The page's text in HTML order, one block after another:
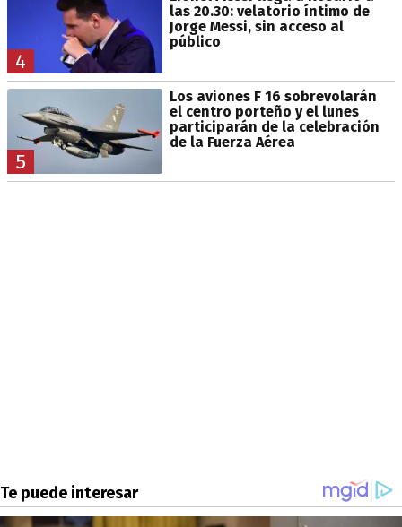
4
las 20.30: velatorio íntimo de
Jorge Messi, sin acceso al
público
5
Los aviones F 16 sobrevolarán
el centro porteño y el lunes
participarán de la celebración
de la Fuerza Aérea